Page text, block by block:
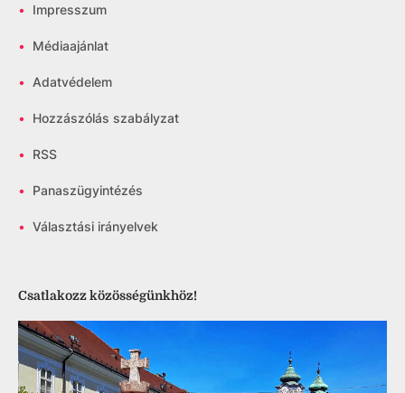
• Impresszum
• Médiaajánlat
• Adatvédelem
• Hozzászólás szabályzat
• RSS
• Panaszügyintézés
• Választási irányelvek
Csatlakozz közösségünkhöz!